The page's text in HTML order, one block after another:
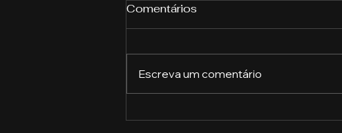
Comentários
Escreva um comentário